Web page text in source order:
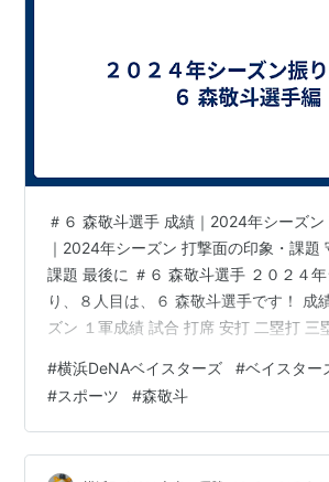
＃６ 森敬斗選手 成績｜2024年シーズン
｜2024年シーズン 打撃面の印象・課題
課題 最後に ＃６ 森敬斗選手 ２０２４
り、８人目は、６ 森敬斗選手です！ 成
ズン １軍成績 試合 打席 安打 二塁打 三
16 43 12／0 8 6 犠打 出塁率 長打率
0.295 0.326 0.621 0.154 12 対左右成績
本塁打 打点 三振 右投手 0.260 33 0 4
#横浜DeNAベイスターズ #ベイスター
#スポーツ #森敬斗